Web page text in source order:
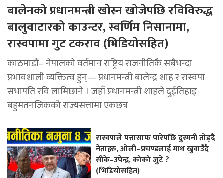
बालेनको प्रधानमन्त्री खोस्न खोजेपछि रविविरुद्ध
बालुवाटारको काउन्टर, स्वर्णिम निसानामा,
रास्वपामा गुट टकराव (भिडियोसहित)
काठमाडौं– नेपालको वर्तमान राष्ट्रिय राजनीतिकै सबैभन्दा
प्रभावशाली व्यक्तित्व हुन्— प्रधानमन्त्री बालेन्द्र शाह र रास्वपा
सभापति रवि लामिछाने । जहाँ प्रधानमन्त्री शाहले दुईतिहाइ
बहुमतनजिकको राज्यसत्तामा एकछत्र
रास्वपाले पत्तासाफ पारेपछि दुस्मनी तोड्दै
नेताहरु, ओली–प्रचण्डलाई माथ खुवाउँदै
सीके–उपेन्द्र, कोको जुटे ?
(भिडियोसहित)